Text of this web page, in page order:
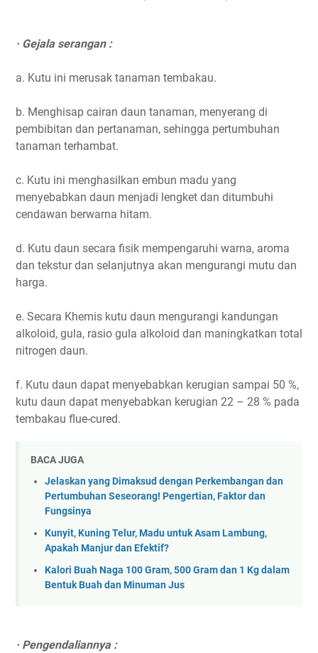
· Gejala serangan :
a. Kutu ini merusak tanaman tembakau.
b. Menghisap cairan daun tanaman, menyerang di
pembibitan dan pertanaman, sehingga pertumbuhan
tanaman terhambat.
c. Kutu ini menghasilkan embun madu yang
menyebabkan daun menjadi lengket dan ditumbuhi
cendawan berwarna hitam.
d. Kutu daun secara fisik mempengaruhi warna, aroma
dan tekstur dan selanjutnya akan mengurangi mutu dan
harga.
e. Secara Khemis kutu daun mengurangi kandungan
alkoloid, gula, rasio gula alkoloid dan maningkatkan total
nitrogen daun.
f. Kutu daun dapat menyebabkan kerugian sampai 50 %,
kutu daun dapat menyebabkan kerugian 22 – 28 % pada
tembakau flue-cured.
BACA JUGA
Jelaskan yang Dimaksud dengan Perkembangan dan
Pertumbuhan Seseorang! Pengertian, Faktor dan
Fungsinya
Kunyit, Kuning Telur, Madu untuk Asam Lambung,
Apakah Manjur dan Efektif?
Kalori Buah Naga 100 Gram, 500 Gram dan 1 Kg dalam
Bentuk Buah dan Minuman Jus
· Pengendaliannya :